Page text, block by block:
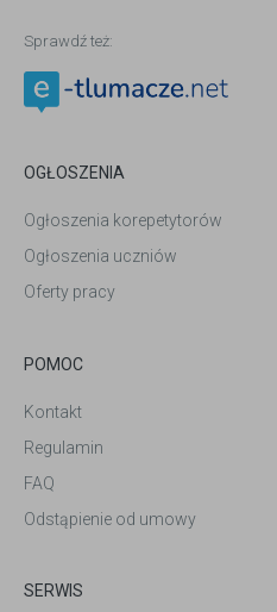
Sprawdź też:
OGŁOSZENIA
Ogłoszenia korepetytorów
Ogłoszenia uczniów
Oferty pracy
POMOC
Kontakt
Regulamin
FAQ
Odstąpienie od umowy
SERWIS